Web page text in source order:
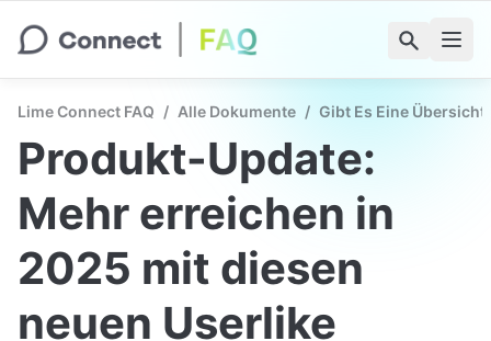
Lime Connect FAQ / Alle Dokumente / Gibt Es Eine Übersicht
Produkt-Update:
Mehr erreichen in
2025 mit diesen
neuen Userlike